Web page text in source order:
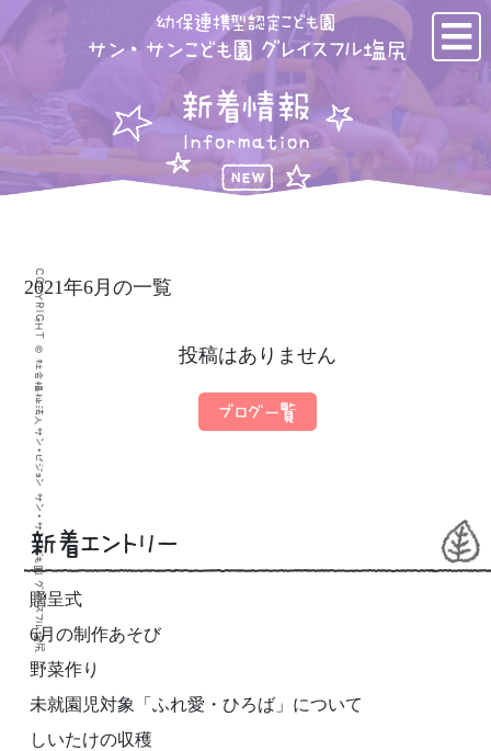
幼保連携型認定こども園
サン・サンこども園 グレイスフル塩尻
COPYRIGHT © 社会福祉法人サン・ビジョン サン・サンこども園 グレイスフル塩尻
新着情報
Information
2021年6月の一覧
投稿はありません
ブログ一覧
新着エントリー
贈呈式
6月の制作あそび
野菜作り
未就園児対象「ふれ愛・ひろば」について
しいたけの収穫